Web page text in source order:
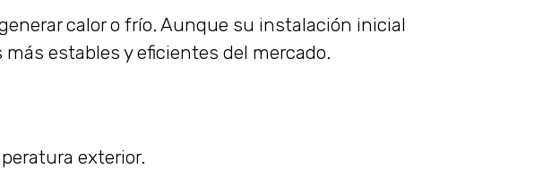
calor o frío. Aunque su instalación inicial
estables y eficientes del mercado.
exterior.